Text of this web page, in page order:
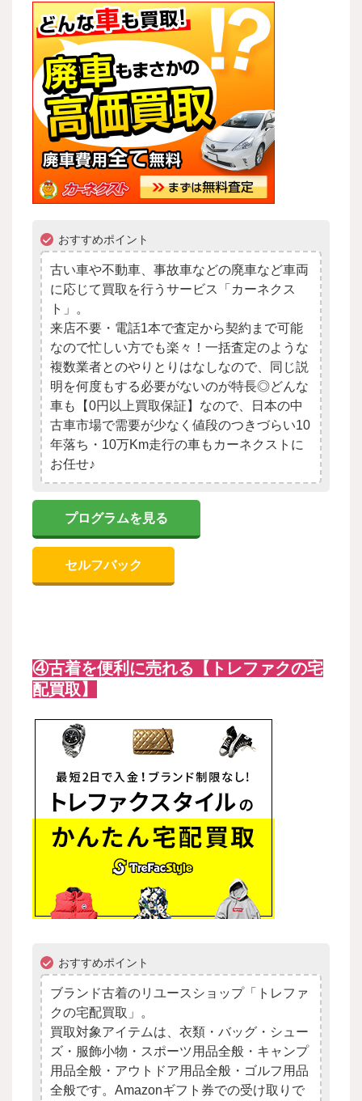
おすすめポイント
古い車や不動車、事故車などの廃車など車両
に応じて買取を行うサービス「カーネクス
ト」。
来店不要・電話1本で査定から契約まで可能
なので忙しい方でも楽々！一括査定のような
複数業者とのやりとりはなしなので、同じ説
明を何度もする必要がないのが特長◎どんな
車も【0円以上買取保証】なので、日本の中
古車市場で需要が少なく値段のつきづらい10
年落ち・10万Km走行の車もカーネクストに
お任せ♪
プログラムを見る
セルフバック
④古着を便利に売れる【トレファクの宅
配買取】
おすすめポイント
ブランド古着のリユースショップ「トレファ
クの宅配買取」。
買取対象アイテムは、衣類・バッグ・シュー
ズ・服飾小物・スポーツ用品全般・キャンプ
用品全般・アウトドア用品全般・ゴルフ用品
全般です。Amazonギフト券での受け取りで